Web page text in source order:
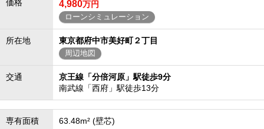
価格 4,980万円
ローンシミュレーション
所在地 東京都府中市美好町２丁目
周辺地図
交通
京王線「分倍河原」駅徒歩9分
南武線「西府」駅徒歩13分
専有面積 63.48m² (壁芯)